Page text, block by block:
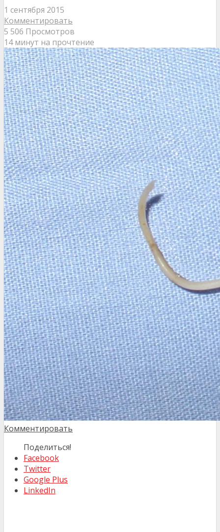
1 сентября 2015
Комментировать
5 506 Просмотров
14 минут на прочтение
Комментировать
Поделиться!
Facebook
Twitter
Google Plus
LinkedIn